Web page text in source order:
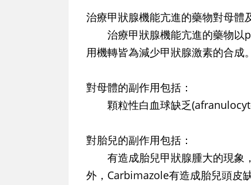
治療甲狀腺機能亢進的藥物對母體
治療甲狀腺機能亢進的藥物以
用機轉皆為減少甲狀腺激素的合成。
對母體的副作用包括：
顆粒性白血球缺乏
對胎兒的副作用包括：
有造成胎兒甲狀腺腫大的現象
外，Carbimazole有造成胎兒頭皮